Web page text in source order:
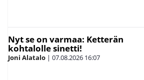
Nyt se on varmaa: Ketterän
kohtalolle sinetti!
Joni Alatalo | 07.08.2026 16:07